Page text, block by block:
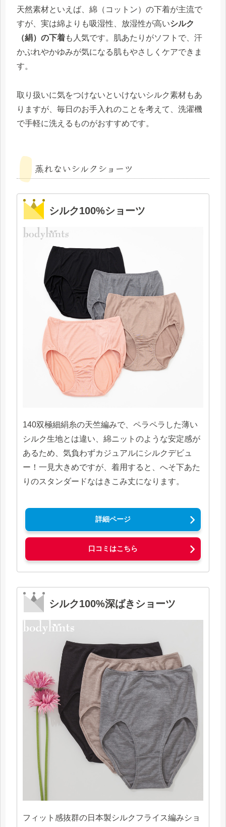
天然素材といえば、綿（コットン）の下着が主流で
すが、実は綿よりも吸湿性、放湿性が高いシルク
（絹）の下着も人気です。肌あたりがソフトで、汗
かぶれやかゆみが気になる肌もやさしくケアできま
す。
取り扱いに気をつけないといけないシルク素材もあ
りますが、毎日のお手入れのことを考えて、洗濯機
で手軽に洗えるものがおすすめです。
蒸れないシルクショーツ
シルク100%ショーツ
140双極細絹糸の天竺編みで、ペラペラした薄い
シルク生地とは違い、綿ニットのような安定感が
あるため、気負わずカジュアルにシルクデビュ
ー！一見大きめですが、着用すると、へそ下あた
りのスタンダードなはきこみ丈になります。
詳細ページ
口コミはこちら
シルク100%深ばきショーツ
フィット感抜群の日本製シルクフライス編みショ